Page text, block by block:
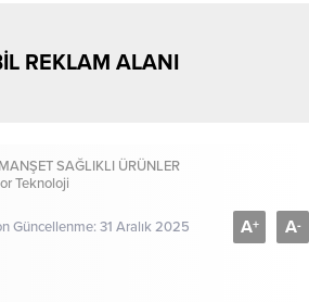
REKLAM ALANI
MANŞETSAĞLIKLI ÜRÜNLER
Teknoloji
Güncellenme: 31 Aralık 2025
A+ A-